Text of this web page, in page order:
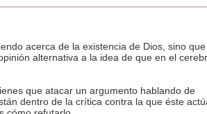
acerca de la existencia de Dios, sino
alternativa a la idea de que en el
que atacar un argumento hablando de
dentro de la crítica contra la que éste